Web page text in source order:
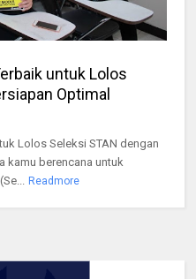
untuk Lolos
Optimal
Lolos Seleksi STAN dengan
kamu berencana untuk
Readmore